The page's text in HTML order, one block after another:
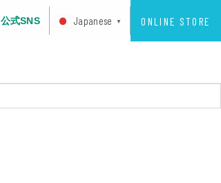
公式SNS Japanese ▼ ONLINE STORE